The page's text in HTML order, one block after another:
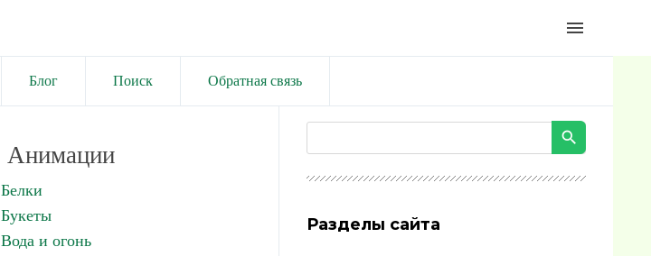
menu
Блог Поиск Обратная связь
Анимации
Белки
Букеты
Вода и огонь
Разделы сайта